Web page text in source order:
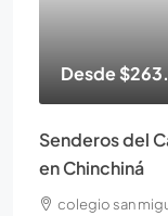
Desde
Senderos del
en Chinchiná
colegio san